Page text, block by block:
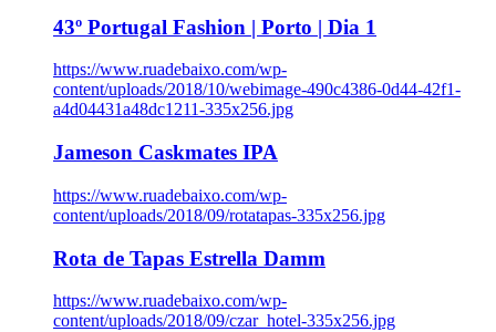
43º Portugal Fashion | Porto | Dia 1
https://www.ruadebaixo.com/wp-
content/uploads/2018/10/webimage-490c4386-0d44-42f1-
a4d04431a48dc1211-335x256.jpg
Jameson Caskmates IPA
https://www.ruadebaixo.com/wp-
content/uploads/2018/09/rotatapas-335x256.jpg
Rota de Tapas Estrella Damm
https://www.ruadebaixo.com/wp-
content/uploads/2018/09/czar_hotel-335x256.jpg